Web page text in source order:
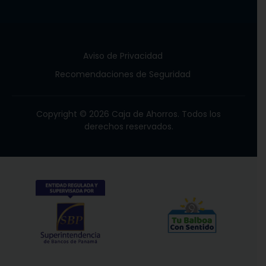
Aviso de Privacidad
Recomendaciones de Seguridad
Copyright © 2026 Caja de Ahorros. Todos los
derechos reservados.